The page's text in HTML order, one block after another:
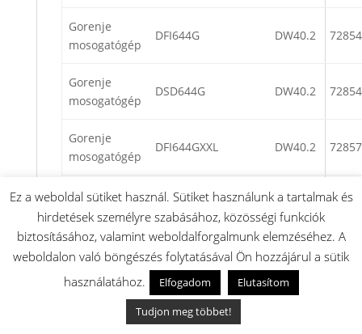
Gorenje
mosogatógép
DFI644G DW40.2
Gorenje
mosogatógép
DSD644G DW40.2
Gorenje
mosogatógép
DFI644GXXL DW40.2
Gorenje
mosogatógép
DFI654GXXL DW40.2
Gorenje
mosogatógép
GV65260AU DW30.2
mosogatógép
GV60ORAW
Ez a weboldal sütiket használ. Sütiket használunk a tartalmak és
hirdetések személyre szabásához, közösségi funkciók
biztosításához, valamint weboldalforgalmunk elemzéséhez. A
weboldalon való böngészés folytatásával Ön hozzájárul a sütik
használatához.
Elfogadom
Elutasítom
Tudjon meg többet!